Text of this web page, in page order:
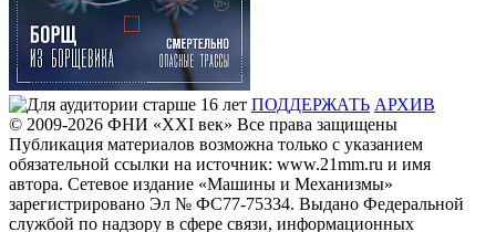
ПОДДЕРЖАТЬ АРХИВ
© 2009-2026 ФHИ «XXI век» Все права защищены
Публикация материалов возможна только с указанием
обязательной ссылки на источник: www.21mm.ru и имя
автора. Сетевое издание «Машины и Механизмы»
зарегистрировано Эл № ФС77-75334. Выдано Федеральной
службой по надзору в сфере связи, информационных